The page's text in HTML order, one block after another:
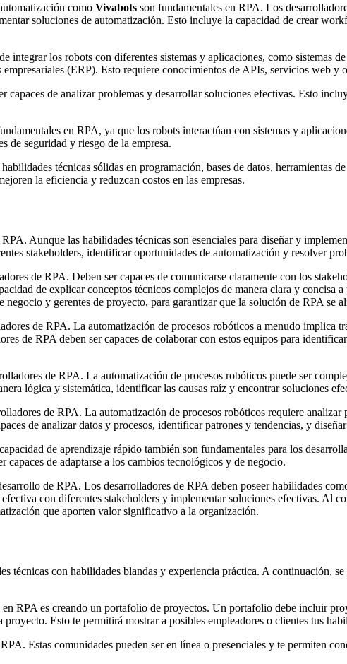
como Vivabots son fundamentales en RPA. Los
soluciones de automatización. Esto incluye la capacidad de crear
integrar los robots con diferentes sistemas y aplicaciones, como sistemas
(ERP). Esto requiere conocimientos de APIs, servicios web y
capaces de analizar problemas y desarrollar soluciones efectivas. Esto
en RPA, ya que los robots interactúan con sistemas y
de seguridad y riesgo de la empresa.
técnicas sólidas en programación, bases de datos, herramientas
la eficiencia y reduzcan costos en las empresas.
Aunque las habilidades técnicas son esenciales para diseñar y
stakeholders, identificar oportunidades de automatización y resolver
de RPA. Deben ser capaces de comunicarse claramente con los
de explicar conceptos técnicos complejos de manera clara y concisa
y gerentes de proyecto, para garantizar que la solución de RPA se
de RPA. La automatización de procesos robóticos a menudo implica
de RPA deben ser capaces de colaborar con estos equipos para
de RPA. La automatización de procesos robóticos puede ser
lógica y sistemática, identificar las causas raíz y encontrar soluciones
de RPA. La automatización de procesos robóticos requiere
de analizar datos y procesos, identificar patrones y tendencias, y
de aprendizaje rápido también son fundamentales para los
de adaptarse a los cambios tecnológicos y de negocio.
de RPA. Los desarrolladores de RPA deben poseer habilidades
con diferentes stakeholders y implementar soluciones efectivas. Al
que aporten valor significativo a la organización.
técnicas con habilidades blandas y experiencia práctica. A continuación,
RPA es creando un portafolio de proyectos. Un portafolio debe incluir
Esto te permitirá mostrar a posibles empleadores o clientes tus
Estas comunidades pueden ser en línea o presenciales y te permiten